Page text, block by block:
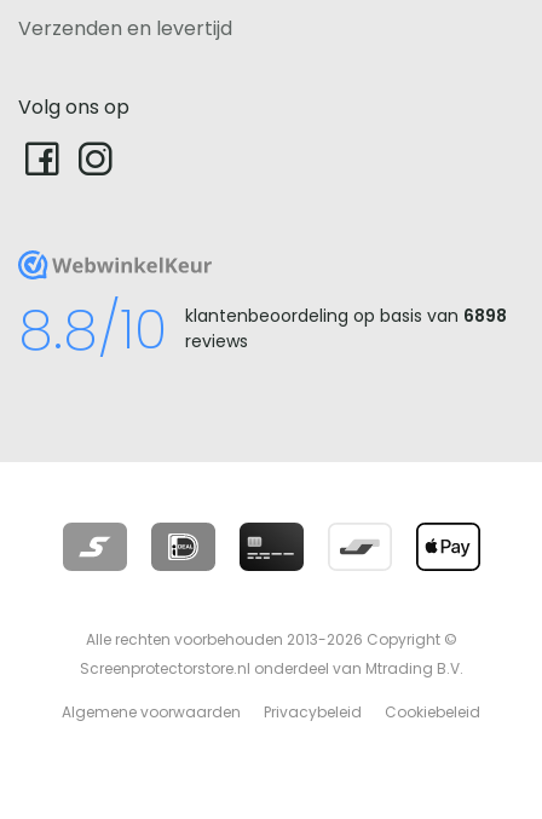
Verzenden en levertijd
Volg ons op
WebwinkelKeur
8.8/10 klantenbeoordeling op basis van 6898
reviews
Alle rechten voorbehouden 2013-2026 Copyright ©
Screenprotectorstore.nl onderdeel van Mtrading B.V.
Algemene voorwaarden Privacybeleid Cookiebeleid